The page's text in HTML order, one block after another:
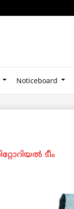
Noticeboard
ടീം